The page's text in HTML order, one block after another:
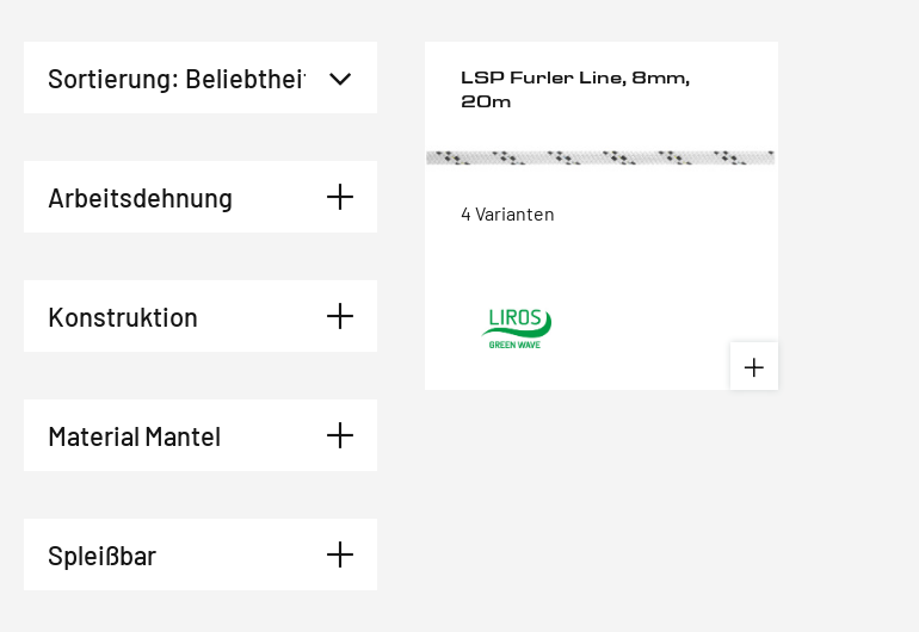
Arbeitsdehnung
Konstruktion
Material Mantel
Spleißbar
LSP Furler Line, 8mm,
20m
4 Varianten